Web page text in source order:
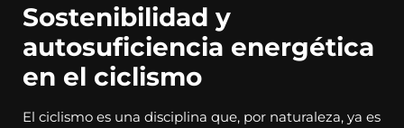
Sostenibilidad y
autosuficiencia energética
en el ciclismo
El ciclismo es una disciplina que, por naturaleza, ya es